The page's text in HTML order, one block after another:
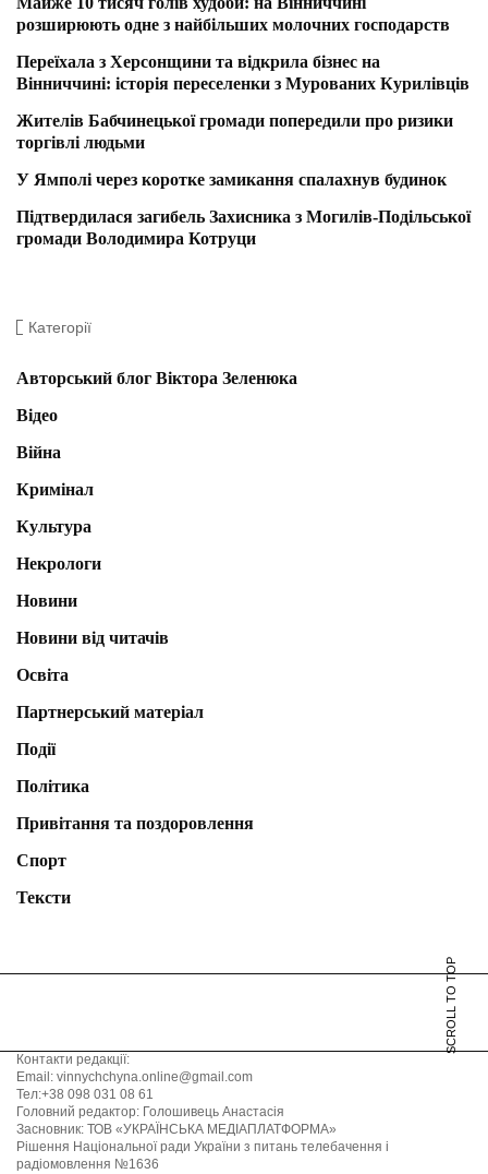
розширюють одне з найбільших молочних господарств
Переїхала з Херсонщини та відкрила бізнес на
Вінниччині: історія переселенки з Мурованих Курилівців
Жителів Бабчинецької громади попередили про ризики
торгівлі людьми
У Ямполі через коротке замикання спалахнув будинок
Підтвердилася загибель Захисника з Могилів-Подільської
громади Володимира Котруци
Категорії
Авторський блог Віктора Зеленюка
Відео
Війна
Кримінал
Культура
Некрологи
Новини
Новини від читачів
Освіта
Партнерський матеріал
Події
Політика
Привітання та поздоровлення
Спорт
Тексти
SCROLL TO TOP
Контакти редакції:
Email: vinnychchyna.online@gmail.com
Тел:+38 098 031 08 61
Головний редактор: Голошивець Анастасія
Засновник: ТОВ «УКРАЇНСЬКА МЕДІАПЛАТФОРМА»
Рішення Національної ради України з питань телебачення і
радіомовлення №1636